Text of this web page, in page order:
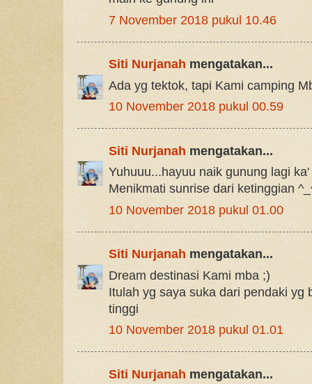
7 November 2018 pukul 10.46
Siti Nurjanah mengatakan...
Ada yg tektok, tapi Kami camping
10 November 2018 pukul 00.59
Siti Nurjanah mengatakan...
Yuhuuu...hayuu naik gunung lagi ka'
Menikmati sunrise dari ketinggian
10 November 2018 pukul 01.00
Siti Nurjanah mengatakan...
Dream destinasi Kami mba ;)
Itulah yg saya suka dari pendaki yg
tinggi
10 November 2018 pukul 01.01
Siti Nurjanah mengatakan...